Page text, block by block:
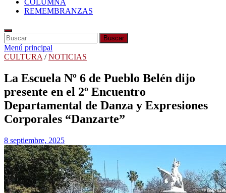
COLUMNA
REMEMBRANZAS
Buscar:
Menú principal
CULTURA /NOTICIAS
La Escuela Nº 6 de Pueblo Belén dijo
presente en el 2º Encuentro
Departamental de Danza y Expresiones
Corporales “Danzarte”
8 septiembre, 2025